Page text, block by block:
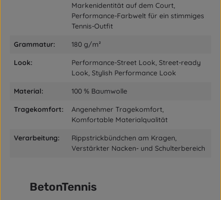
Markenidentität auf dem Court,
Performance-Farbwelt für ein stimmiges
Tennis-Outfit
Grammatur: 180 g/m²
Look:
Performance-Street Look, Street-ready
Look, Stylish Performance Look
Material: 100 % Baumwolle
Tragekomfort:
Angenehmer Tragekomfort,
Komfortable Materialqualität
Verarbeitung:
Rippstrickbündchen am Kragen,
Verstärkter Nacken- und Schulterbereich
BetonTennis